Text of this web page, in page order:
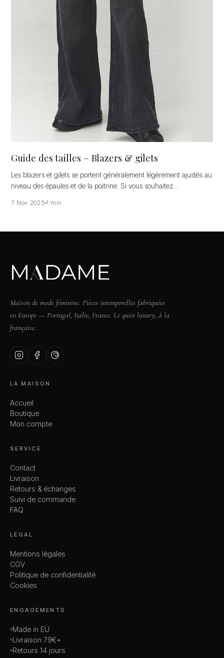
Guide des tailles – Blazers & gilets
Les blazers et gilets se portent généralement légèrement ajustés au
niveau des épaules et de la poitrine. Si vous souhaitez…
7 Nov 2025 1 min
Maison de mode féminine. Pièces intemporelles fabriquées
en Europe — Portugal, Italie, France. Le quiet luxury, à la
française.
LA MAISON
Accueil
Boutique
Mon compte
SERVICE
Contact
Livraison
Retours & échanges
Suivi de commande
FAQ
LÉGAL
Mentions légales
CGV
Politique de confidentialité
Cookies
ENGAGEMENTS
Made in EU
Livraison 79€+
Retours 14 jours